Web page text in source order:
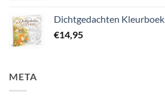
Dichtgedachten Kleurboek
€14,95
META